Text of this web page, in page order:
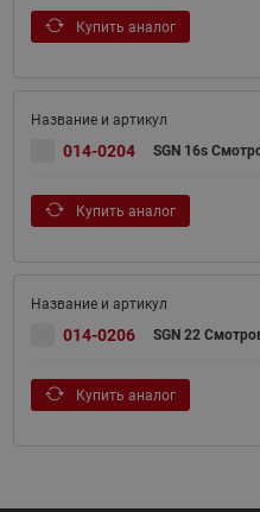
Купить аналог
014-0204 SGN 16s
Купить аналог
014-0206 SGN 22
Купить аналог